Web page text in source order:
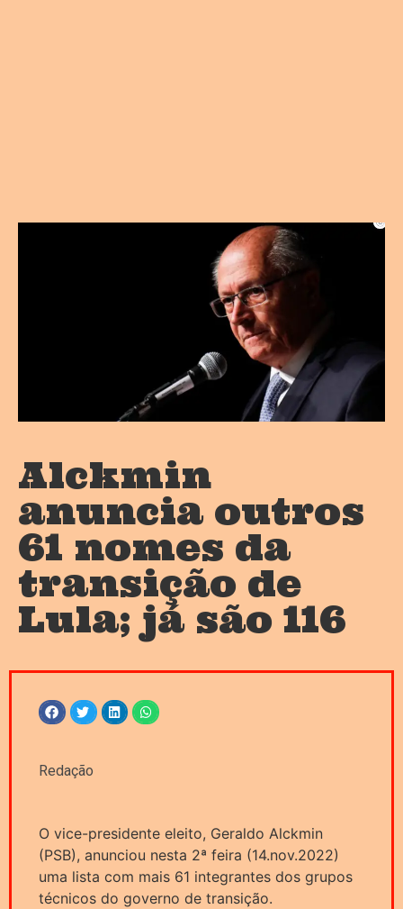
Alckmin
anuncia outros
61 nomes da
transição de
Lula; já são 116
Redação
O vice-presidente eleito, Geraldo Alckmin
(PSB), anunciou nesta 2ª feira (14.nov.2022)
uma lista com mais 61 integrantes dos grupos
técnicos do governo de transição.